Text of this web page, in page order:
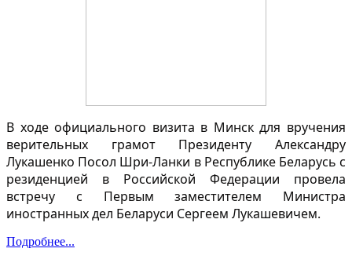
В ходе официального визита в Минск для вручения
верительных грамот Президенту Александру
Лукашенко Посол Шри-Ланки в Республике Беларусь с
резиденцией в Российской Федерации провела
встречу с Первым заместителем Министра
иностранных дел Беларуси Сергеем Лукашевичем.
Подробнее...